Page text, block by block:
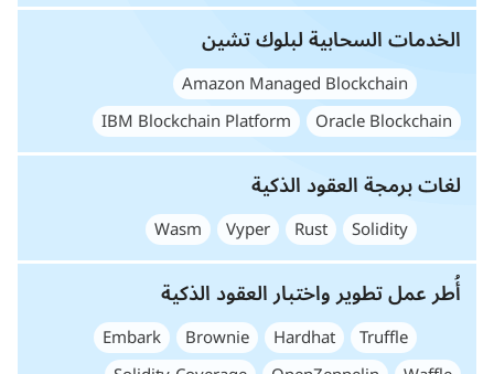
الخدمات السحابية لبلوك تشين
Amazon Managed Blockchain
Oracle Blockchain
IBM Blockchain Platform
لغات برمجة العقود الذكية
Solidity
Rust
Vyper
Wasm
أُطر عمل تطوير واختبار العقود الذكية
Truffle
Hardhat
Brownie
Embark